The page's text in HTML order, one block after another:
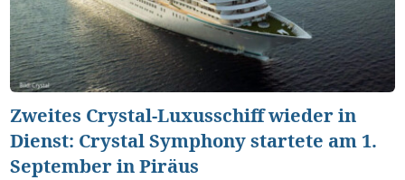
Zweites Crystal-Luxusschiff wieder in
Dienst: Crystal Symphony startete am 1.
September in Piräus